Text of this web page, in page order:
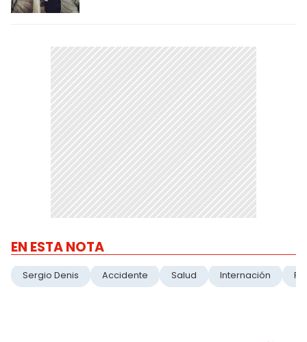
EN ESTA NOTA
Sergio Denis Accidente Salud Internación